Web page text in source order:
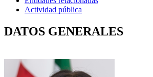
Actividad pública
DATOS GENERALES